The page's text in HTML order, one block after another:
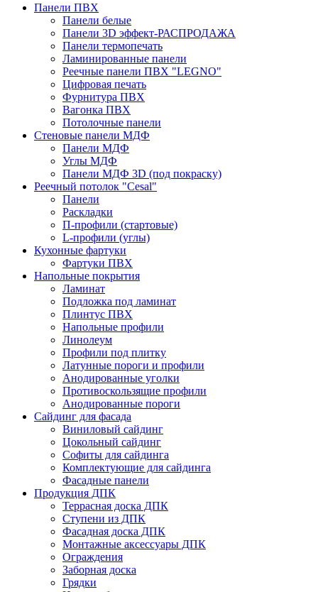
Панели ПВХ
Панели белые
Панели 3D эффект-РАСПРОДАЖА
Панели термопечать
Ламинированные панели
Реечные панели ПВХ "LEGNO"
Цифровая печать
Фурнитура ПВХ
Вагонка ПВХ
Потолочные панели
Стеновые панели МДФ
Панели МДФ
Углы МДФ
Панели МДФ 3D (под покраску)
Реечный потолок "Cesal"
Панели
Раскладки
П-профили (стартовые)
L-профили (углы)
Кухонные фартуки
Фартуки ПВХ
Напольные покрытия
Ламинат
Подложка под ламинат
Плинтус ПВХ
Напольные профили
Линолеум
Профили под плитку
Латунные пороги и профили
Анодированные уголки
Противоскользящие профили
Анодированные пороги
Сайдинг для фасада
Виниловый сайдинг
Цокольный сайдинг
Софиты для сайдинга
Комплектующие для сайдинга
Фасадные панели
Продукция ДПК
Террасная доска ДПК
Ступени из ДПК
Фасадная доска ДПК
Монтажные аксессуары ДПК
Ограждения
Заборная доска
Грядки